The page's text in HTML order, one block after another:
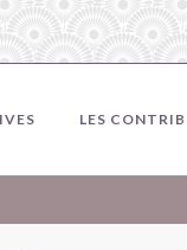
LES